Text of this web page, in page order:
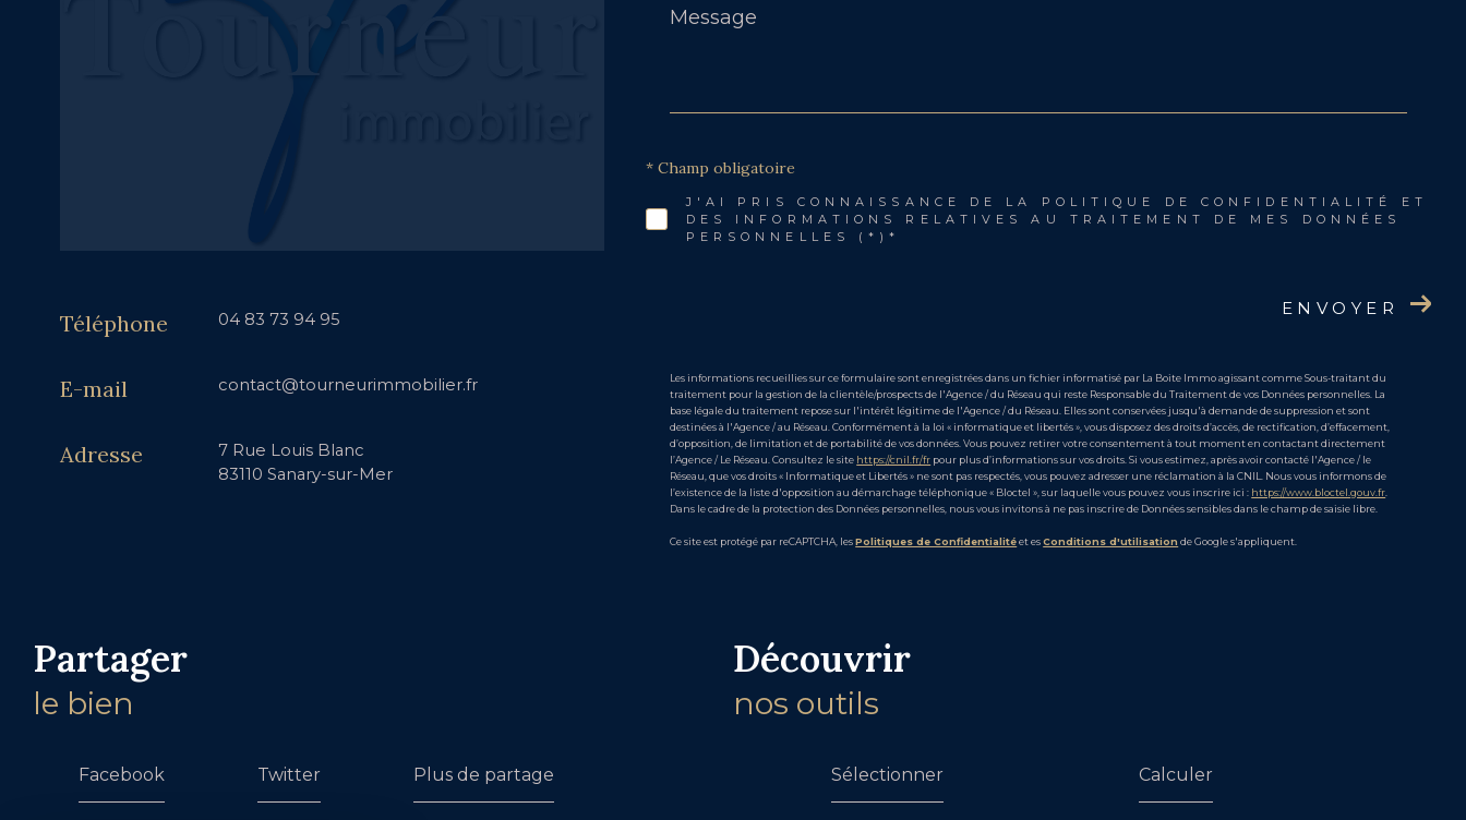
Téléphone 04 83 73 94 95
E-mail contact@tourneurimmobilier.fr
Adresse
7 Rue Louis Blanc
83110 Sanary-sur-Mer
Message
*
J'AI PRIS CONNAISSANCE DE LA POLITIQUE DE CONFIDENTIALITÉ ET
DES INFORMATIONS RELATIVES AU TRAITEMENT DE MES DONNÉES
PERSONNELLES (*)*
* Champ obligatoire
ENVOYER
Les informations recueillies sur ce formulaire sont enregistrées dans un fichier informatisé par La Boite Immo agissant comme Sous-traitant du
traitement pour la gestion de la clientèle/prospects de l'Agence / du Réseau qui reste Responsable du Traitement de vos Données personnelles. La
base légale du traitement repose sur l'intérêt légitime de l'Agence / du Réseau. Elles sont conservées jusqu'à demande de suppression et sont
destinées à l'Agence / au Réseau. Conformément à la loi « informatique et libertés », vous disposez des droits d’accès, de rectification, d’effacement,
d’opposition, de limitation et de portabilité de vos données. Vous pouvez retirer votre consentement à tout moment en contactant directement
l’Agence / Le Réseau. Consultez le site https://cnil.fr/fr pour plus d’informations sur vos droits. Si vous estimez, après avoir contacté l'Agence / le
Réseau, que vos droits « Informatique et Libertés » ne sont pas respectés, vous pouvez adresser une réclamation à la CNIL. Nous vous informons de
l’existence de la liste d'opposition au démarchage téléphonique « Bloctel », sur laquelle vous pouvez vous inscrire ici : https://www.bloctel.gouv.fr
Dans le cadre de la protection des Données personnelles, nous vous invitons à ne pas inscrire de Données sensibles dans le champ de saisie libre.
Ce site est protégé par reCAPTCHA, lesPolitiques de Confidentialitéet esConditions d'utilisation de Google s'appliquent.
partager
le bien
Facebook Twitter Plus de partage
découvrir
nos outils
Sélectionner Calculer